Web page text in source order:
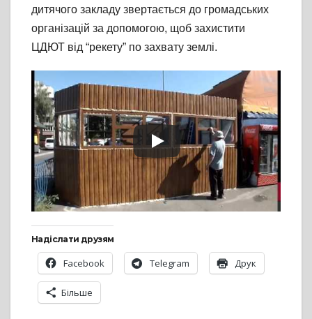
дитячого закладу звертається до громадських
організацій за допомогою, щоб захистити
ЦДЮТ від “рекету” по захвату землі.
Надіслати друзям
Facebook Telegram Друк
Більше